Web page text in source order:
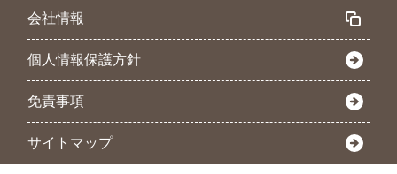
会社情報
個人情報保護方針
免責事項
サイトマップ